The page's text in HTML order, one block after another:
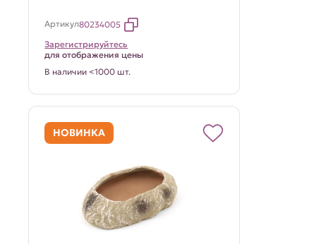
Артикул80234005
Зарегистрируйтесь
для отображения цены
В наличии <1000 шт.
НОВИНКА